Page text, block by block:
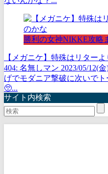
勝利の女神NIKKE攻略
【メガニケ】特殊はリター
404: 名無しマン 2023/05/12(
げでモダニア撃破に次いで
🥺...
サイト内検索